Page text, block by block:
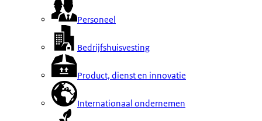
Personeel
Bedrijfshuisvesting
Product, dienst en innovatie
Internationaal ondernemen